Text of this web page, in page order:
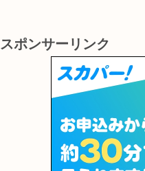
スポンサーリンク